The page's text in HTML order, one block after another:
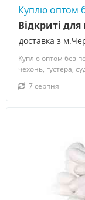
Куплю оптом
доставка з
Відкриті
Куплю оптом без
чехонь, густера,
7 серпня